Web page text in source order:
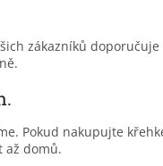
zákazníků
Pokud nakupujte
až domů.